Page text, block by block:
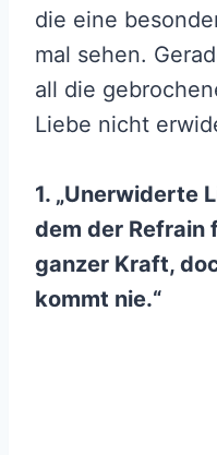
die eine
mal sehen.
all die
Liebe nicht
1. „Unerwiderte
dem der Refrain
ganzer Kraft,
kommt nie.“